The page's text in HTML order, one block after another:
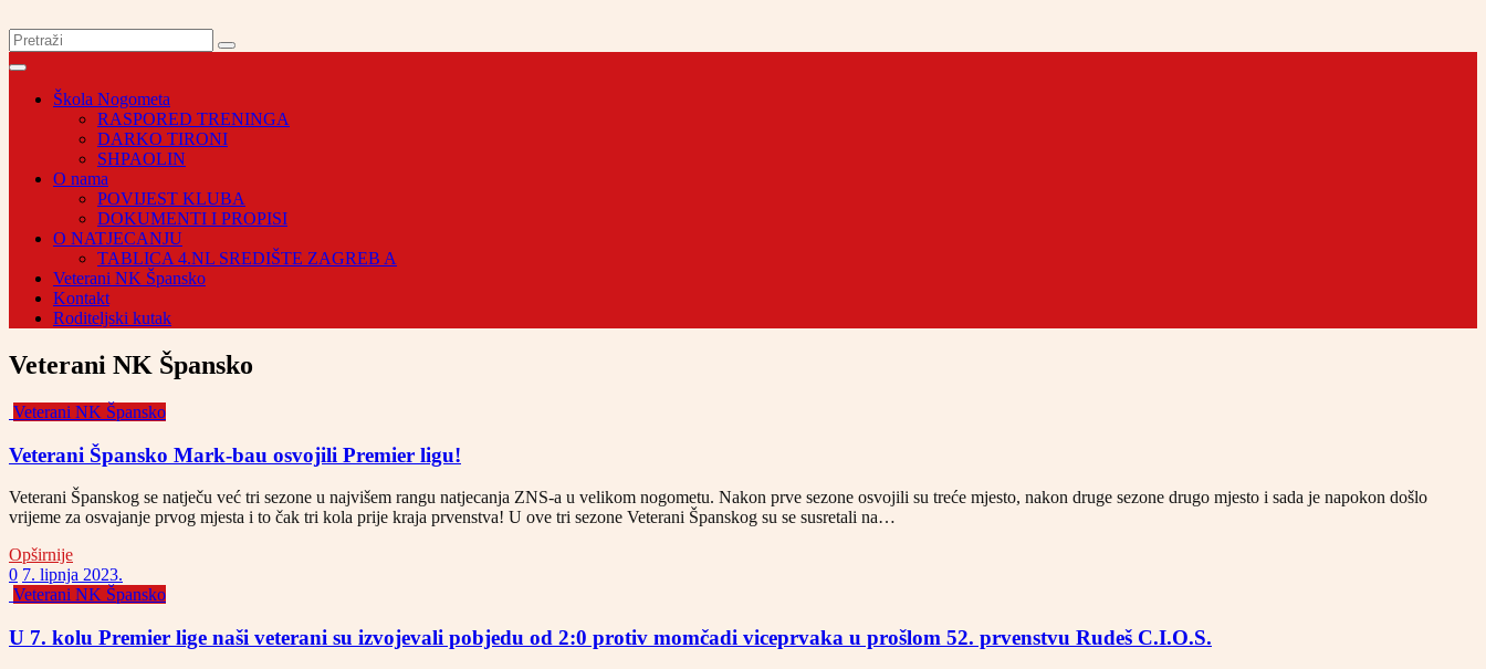
Škola Nogometa
RASPORED TRENINGA
DARKO TIRONI
SHPAOLIN
O nama
POVIJEST KLUBA
DOKUMENTI I PROPISI
O NATJECANJU
TABLICA 4.NL SREDIŠTE ZAGREB A
Veterani NK Špansko
Kontakt
Roditeljski kutak
Veterani NK Špansko
Veterani NK Špansko
Veterani Špansko Mark-bau osvojili Premier ligu!
Veterani Španskog se natječu već tri sezone u najvišem rangu natjecanja ZNS-a u velikom nogometu. Nakon prve sezone osvojili su treće mjesto, nakon druge sezone drugo mjesto i sada je napokon došlo
vrijeme za osvajanje prvog mjesta i to čak tri kola prije kraja prvenstva! U ove tri sezone Veterani Španskog su se susretali na…
Opširnije
0 7. lipnja 2023.
Veterani NK Špansko
U 7. kolu Premier lige naši veterani su izvojevali pobjedu od 2:0 protiv momčadi viceprvaka u prošlom 52. prvenstvu Rudeš C.I.O.S.